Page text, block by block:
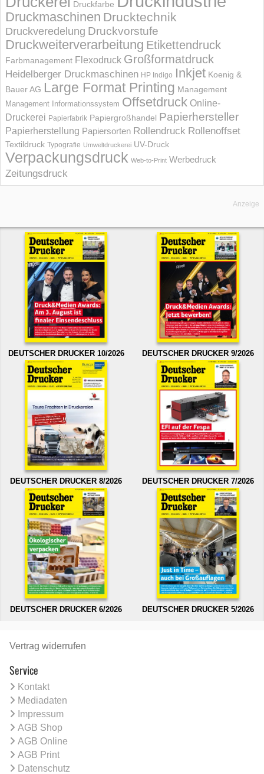
Druckfarbe
Druckmaschinen Drucktechnik
Druckveredelung Druckvorstufe
Druckweiterverarbeitung Etikettendruck
Farbmanagement Flexodruck Großformatdruck
Heidelberger Druckmaschinen HP Indigo Inkjet Koenig &
Bauer AG Large Format Printing Management
Management Informations­system Offsetdruck Online-
Druckerei Papierfabrik Papiergroßhandel Papierhersteller
Papierherstellung Papiersorten Rollendruck Rollenoffset
Textildruck Typografie Umweltdruckerei UV-Druck
Verpackungsdruck Web-to-Print Werbedruck
Zeitungsdruck
Anzeige
DEUTSCHER DRUCKER 10/2026 DEUTSCHER DRUCKER 9/2026
DEUTSCHER DRUCKER 8/2026 DEUTSCHER DRUCKER 7/2026
DEUTSCHER DRUCKER 6/2026 DEUTSCHER DRUCKER 5/2026
Vertrag widerrufen
Service
Kontakt
Mediadaten
Impressum
AGB Shop
AGB Online
AGB Print
Datenschutz